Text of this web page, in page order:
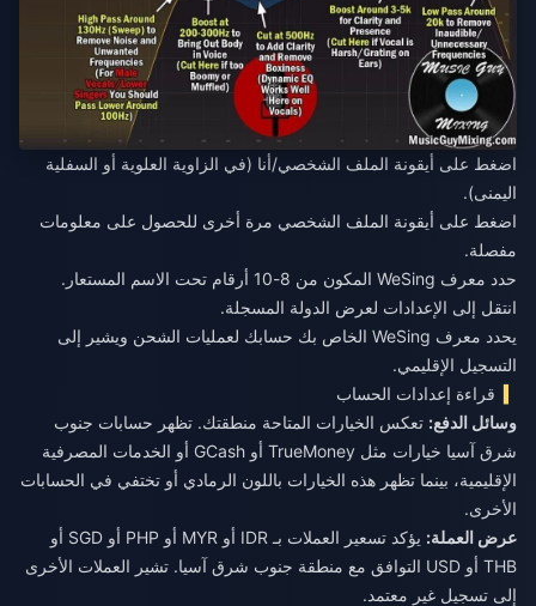
اضغط على أيقونة الملف الشخصي/أنا (في الزاوية العلوية أو السفلية
اليمنى).
اضغط على أيقونة الملف الشخصي مرة أخرى للحصول على معلومات
مفصلة.
حدد معرف WeSing المكون من 8-10 أرقام تحت الاسم المستعار.
انتقل إلى الإعدادات لعرض الدولة المسجلة.
يحدد معرف WeSing الخاص بك حسابك لعمليات الشحن ويشير إلى
التسجيل الإقليمي.
قراءة إعدادات الحساب
وسائل الدفع: تعكس الخيارات المتاحة منطقتك. تظهر حسابات جنوب
شرق آسيا خيارات مثل TrueMoney أو GCash أو الخدمات المصرفية
الإقليمية، بينما تظهر هذه الخيارات باللون الرمادي أو تختفي في الحسابات
الأخرى.
عرض العملة:
يؤكد تسعير العملات بـ IDR أو MYR أو PHP أو SGD أو
THB أو USD التوافق مع منطقة جنوب شرق آسيا. تشير العملات الأخرى
إلى تسجيل غير معتمد.